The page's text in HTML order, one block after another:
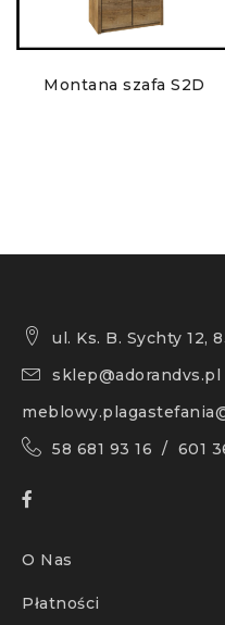
Montana szafa S2D
ul. Ks. B. Sychty 12,
sklep@adorandvs.pl
58 681 93 16 / 601
O Nas
Płatności